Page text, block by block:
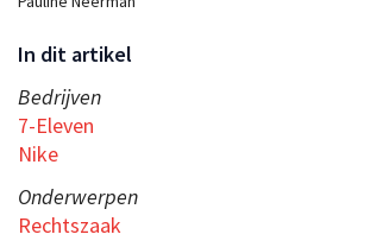
In dit artikel
Bedrijven
7-Eleven
Nike
Onderwerpen
Rechtszaak